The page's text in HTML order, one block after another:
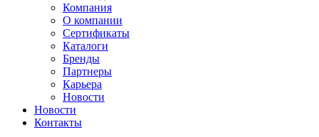
Компания
О компании
Сертификаты
Каталоги
Бренды
Партнеры
Карьера
Новости
Новости
Контакты